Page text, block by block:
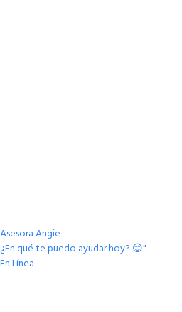
Asesora Angie
¿En qué te puedo ayudar hoy? 😊"
En Línea